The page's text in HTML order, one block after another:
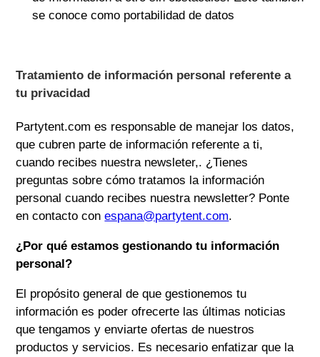
se conoce como portabilidad de datos
Tratamiento de información personal referente a
tu privacidad
Partytent.com es responsable de manejar los datos,
que cubren parte de información referente a ti,
cuando recibes nuestra newsleter,. ¿Tienes
preguntas sobre cómo tratamos la información
personal cuando recibes nuestra newsletter? Ponte
en contacto conespana@partytent.com.
¿Por qué estamos gestionando tu información
personal?
El propósito general de que gestionemos tu
información es poder ofrecerte las últimas noticias
que tengamos y enviarte ofertas de nuestros
productos y servicios. Es necesario enfatizar que la